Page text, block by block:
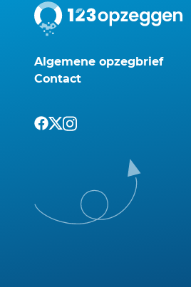
Algemene opzegbrief
Contact